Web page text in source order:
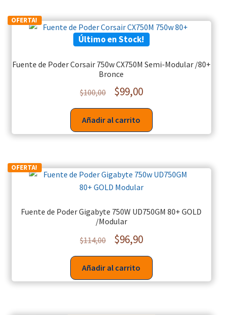
OFERTA!
Último en Stock!
Fuente de Poder Corsair 750w CX750M Semi-Modular /80+
Bronce
$100,00 $99,00
Añadir al carrito
OFERTA!
Fuente de Poder Gigabyte 750W UD750GM 80+ GOLD
/Modular
$114,00 $96,90
Añadir al carrito